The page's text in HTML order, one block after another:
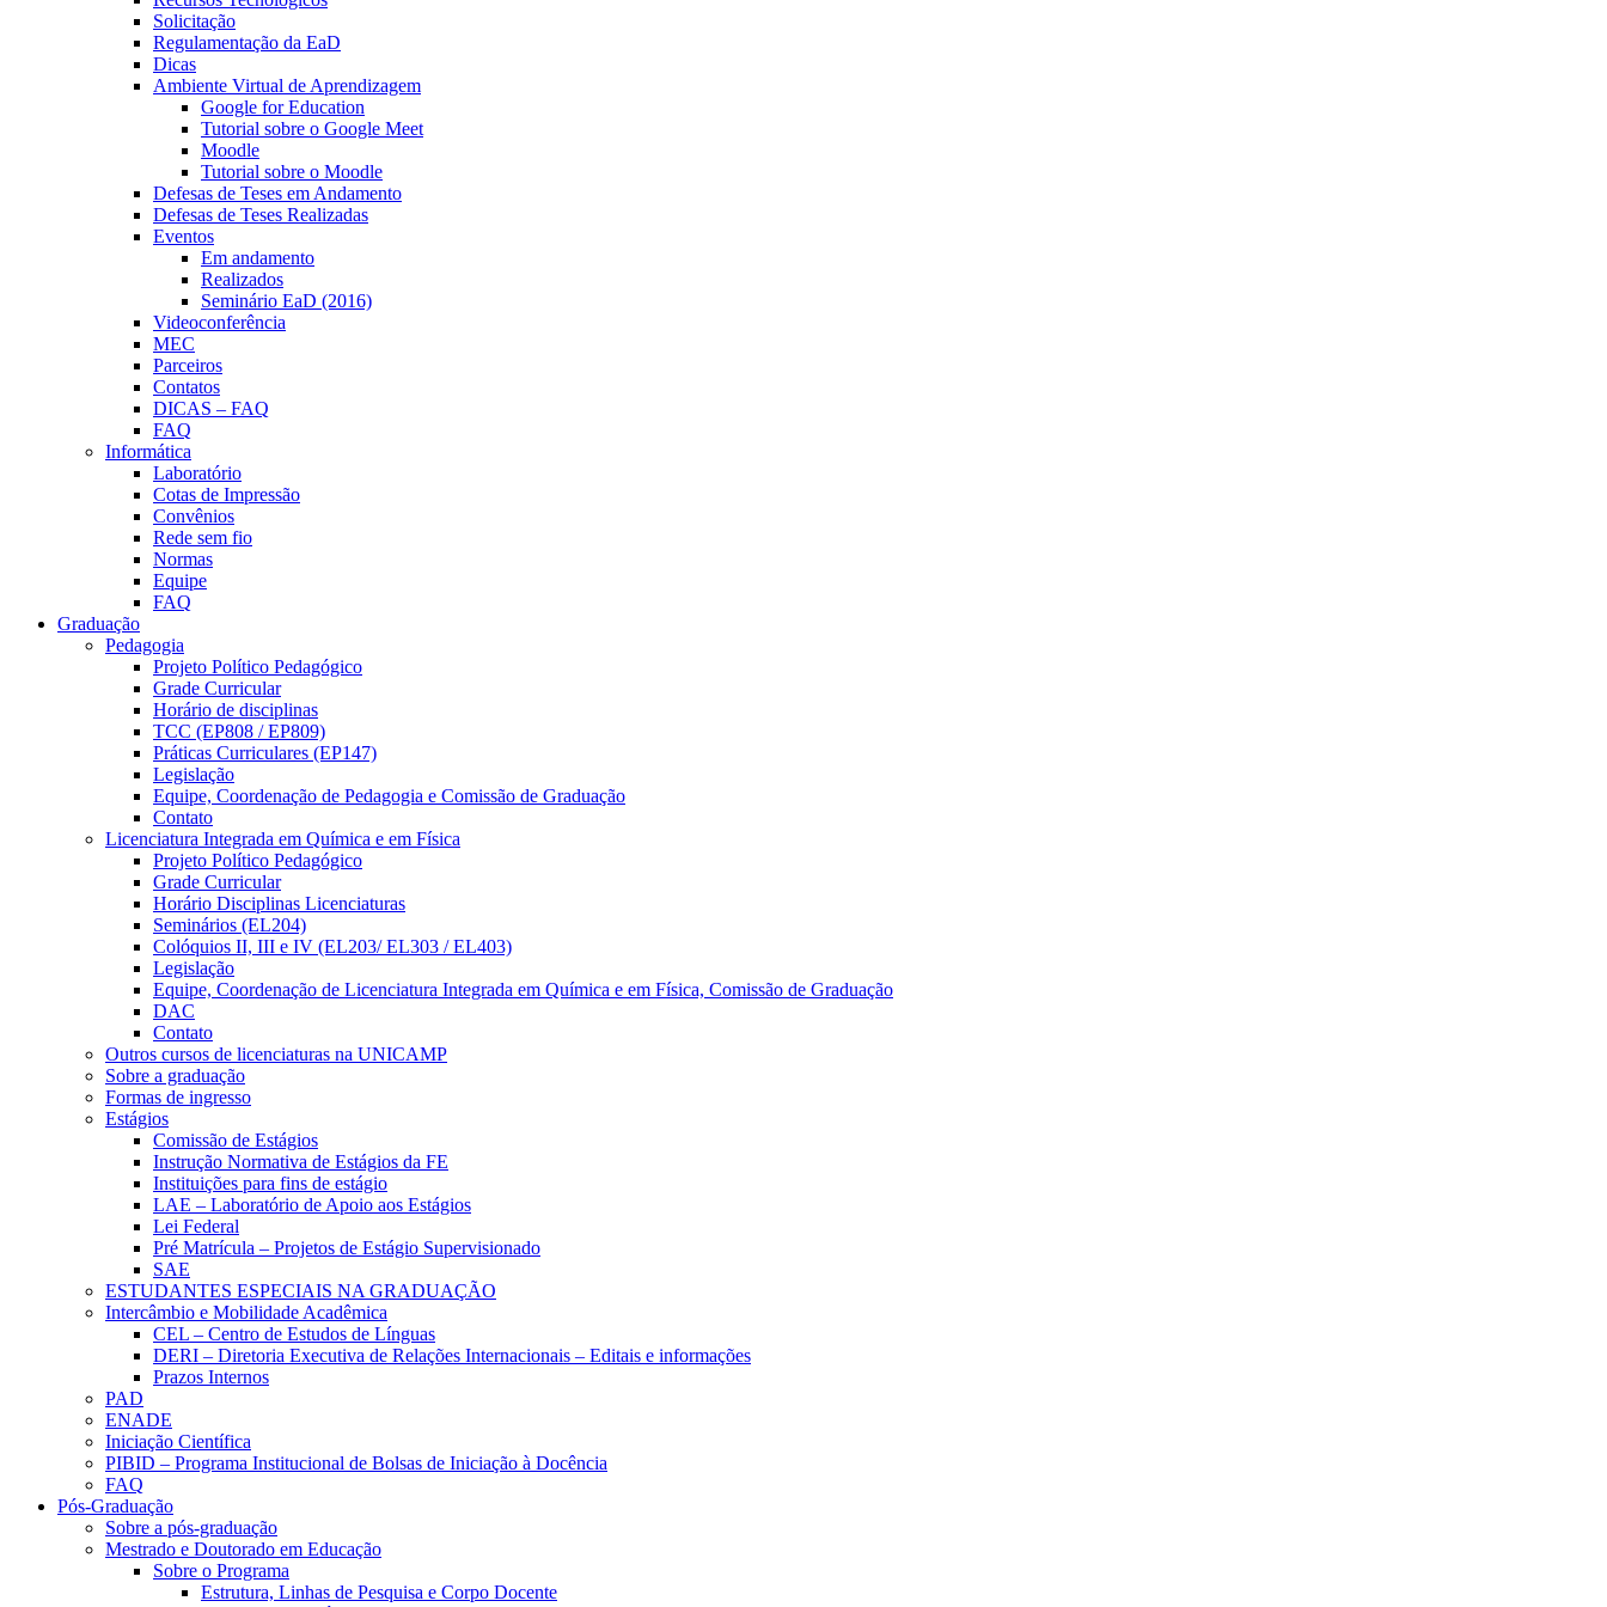
Solicitação
Regulamentação da EaD
Dicas
Ambiente Virtual de Aprendizagem
Google for Education
Tutorial sobre o Google Meet
Moodle
Tutorial sobre o Moodle
Defesas de Teses em Andamento
Defesas de Teses Realizadas
Eventos
Em andamento
Realizados
Seminário EaD (2016)
Videoconferência
MEC
Parceiros
Contatos
DICAS – FAQ
FAQ
Informática
Laboratório
Cotas de Impressão
Convênios
Rede sem fio
Normas
Equipe
FAQ
Graduação
Pedagogia
Projeto Político Pedagógico
Grade Curricular
Horário de disciplinas
TCC (EP808 / EP809)
Práticas Curriculares (EP147)
Legislação
Equipe, Coordenação de Pedagogia e Comissão de Graduação
Contato
Licenciatura Integrada em Química e em Física
Projeto Político Pedagógico
Grade Curricular
Horário Disciplinas Licenciaturas
Seminários (EL204)
Colóquios II, III e IV (EL203/ EL303 / EL403)
Legislação
Equipe, Coordenação de Licenciatura Integrada em Química e em Física, Comissão de Graduação
DAC
Contato
Outros cursos de licenciaturas na UNICAMP
Sobre a graduação
Formas de ingresso
Estágios
Comissão de Estágios
Instrução Normativa de Estágios da FE
Instituições para fins de estágio
LAE – Laboratório de Apoio aos Estágios
Lei Federal
Pré Matrícula – Projetos de Estágio Supervisionado
SAE
ESTUDANTES ESPECIAIS NA GRADUAÇÃO
Intercâmbio e Mobilidade Acadêmica
CEL – Centro de Estudos de Línguas
DERI – Diretoria Executiva de Relações Internacionais – Editais e informações
Prazos Internos
PAD
ENADE
Iniciação Científica
PIBID – Programa Institucional de Bolsas de Iniciação à Docência
FAQ
Pós-Graduação
Sobre a pós-graduação
Mestrado e Doutorado em Educação
Sobre o Programa
Estrutura, Linhas de Pesquisa e Corpo Docente